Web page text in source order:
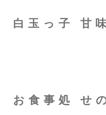
白玉っ子 甘
お食事処 せ